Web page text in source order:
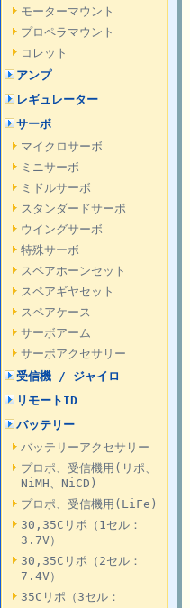
モーターマウント
プロペラマウント
コレット
アンプ
レギュレーター
サーボ
マイクロサーボ
ミニサーボ
ミドルサーボ
スタンダードサーボ
ウイングサーボ
特殊サーボ
スペアホーンセット
スペアギヤセット
スペアケース
サーボアーム
サーボアクセサリー
受信機 / ジャイロ
リモートID
バッテリー
バッテリーアクセサリー
プロポ、受信機用(リポ、
NiMH、NiCD)
プロポ、受信機用(LiFe)
30,35Cリポ（1セル：
3.7V）
30,35Cリポ（2セル：
7.4V）
35Cリポ（3セル：